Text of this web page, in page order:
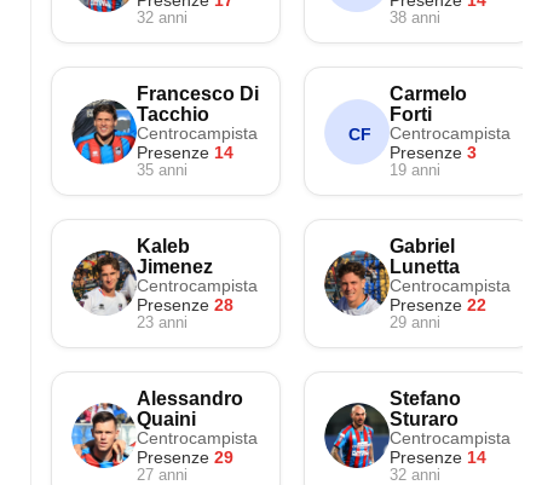
32 anni
38 anni
Francesco Di
Tacchio
Centrocampista
Presenze 14
35 anni
CF
Carmelo
Forti
Centrocampista
Presenze3
19 anni
Kaleb
Jimenez
Centrocampista
Presenze 28
23 anni
Gabriel
Lunetta
Centrocampista
Presenze22
29 anni
Alessandro
Quaini
Centrocampista
Presenze 29
27 anni
Stefano
Sturaro
Centrocampista
Presenze 14
32 anni